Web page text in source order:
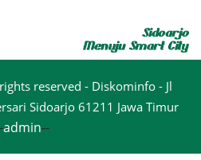
reserved - Diskominfo - Jl
Sidoarjo 61211 Jawa Timur
admin--